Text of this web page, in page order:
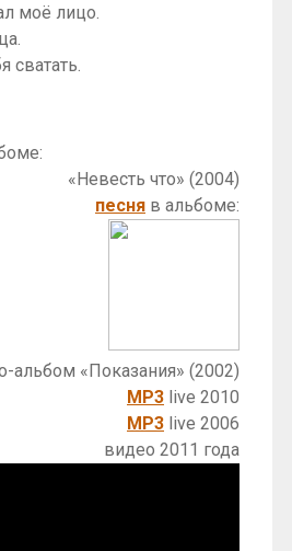
моё лицо.
сватать.
«Невесть что» (2004)
песня в альбоме:
альбом «Показания» (2002)
MP3 live 2010
MP3 live 2006
видео 2011 года